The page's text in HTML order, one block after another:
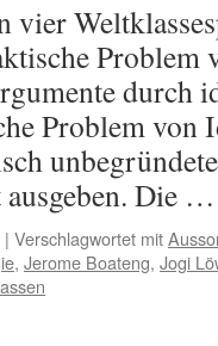
Problem
durch
Problem von
ausgeben. Die
| Verschlagwortet mit
, Jerome Boateng, Jogi